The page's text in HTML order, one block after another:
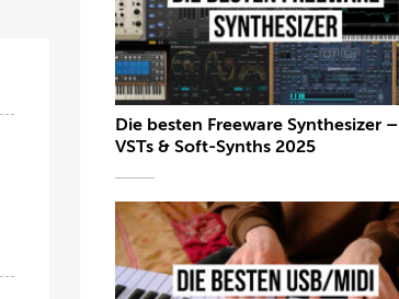
Die besten Freeware Synthesizer –
VSTs & Soft-Synths 2025